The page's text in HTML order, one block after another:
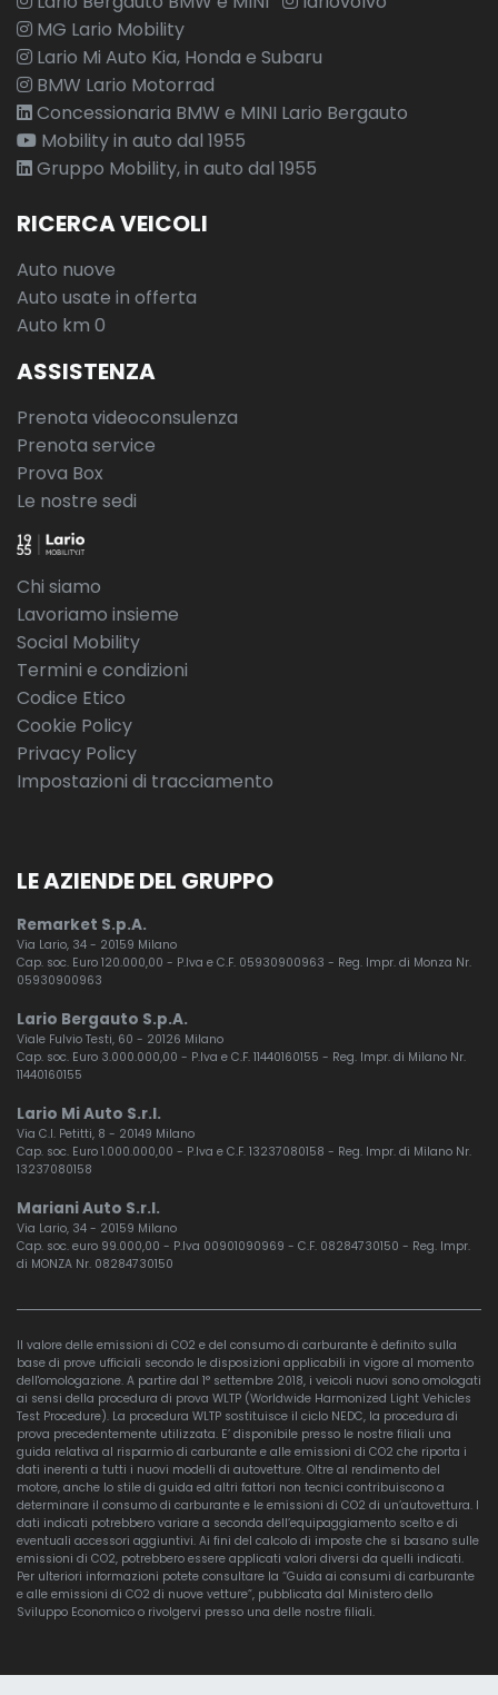
MG Lario Mobility
Lario Mi Auto Kia, Honda e Subaru
BMW Lario Motorrad
Concessionaria BMW e MINI Lario Bergauto
Mobility in auto dal 1955
Gruppo Mobility, in auto dal 1955
RICERCA VEICOLI
Auto nuove
Auto usate in offerta
Auto km 0
ASSISTENZA
Prenota videoconsulenza
Prenota service
Prova Box
Le nostre sedi
Chi siamo
Lavoriamo insieme
Social Mobility
Termini e condizioni
Codice Etico
Cookie Policy
Privacy Policy
Impostazioni di tracciamento
LE AZIENDE DEL GRUPPO
Remarket S.p.A.
Via Lario, 34 - 20159 Milano
Cap. soc. Euro 120.000,00 - P.Iva e C.F. 05930900963 - Reg. Impr. di Monza Nr.
05930900963
Lario Bergauto S.p.A.
Viale Fulvio Testi, 60 - 20126 Milano
Cap. soc. Euro 3.000.000,00 - P.Iva e C.F. 11440160155 - Reg. Impr. di Milano Nr.
11440160155
Lario Mi Auto S.r.l.
Via C.I. Petitti, 8 - 20149 Milano
Cap. soc. Euro 1.000.000,00 - P.Iva e C.F. 13237080158 - Reg. Impr. di Milano Nr.
13237080158
Mariani Auto S.r.l.
Via Lario, 34 - 20159 Milano
Cap. soc. euro 99.000,00 - P.Iva 00901090969 - C.F. 08284730150 - Reg. Impr.
di MONZA Nr. 08284730150
Il valore delle emissioni di CO2 e del consumo di carburante è definito sulla
base di prove ufficiali secondo le disposizioni applicabili in vigore al momento
dell'omologazione. A partire dal 1° settembre 2018, i veicoli nuovi sono omologati
ai sensi della procedura di prova WLTP (Worldwide Harmonized Light Vehicles
Test Procedure). La procedura WLTP sostituisce il ciclo NEDC, la procedura di
prova precedentemente utilizzata. E’ disponibile presso le nostre filiali una
guida relativa al risparmio di carburante e alle emissioni di CO2 che riporta i
dati inerenti a tutti i nuovi modelli di autovetture. Oltre al rendimento del
motore, anche lo stile di guida ed altri fattori non tecnici contribuiscono a
determinare il consumo di carburante e le emissioni di CO2 di un’autovettura. I
dati indicati potrebbero variare a seconda dell’equipaggiamento scelto e di
eventuali accessori aggiuntivi. Ai fini del calcolo di imposte che si basano sulle
emissioni di CO2, potrebbero essere applicati valori diversi da quelli indicati.
Per ulteriori informazioni potete consultare la “Guida ai consumi di carburante
e alle emissioni di CO2 di nuove vetture”, pubblicata dal Ministero dello
Sviluppo Economico o rivolgervi presso una delle nostre filiali.